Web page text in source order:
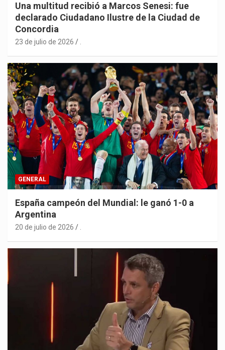
Una multitud recibió a Marcos Senesi: fue
declarado Ciudadano Ilustre de la Ciudad de
Concordia
23 de julio de 2026 .
GENERAL
España campeón del Mundial: le ganó 1-0 a
Argentina
20 de julio de 2026